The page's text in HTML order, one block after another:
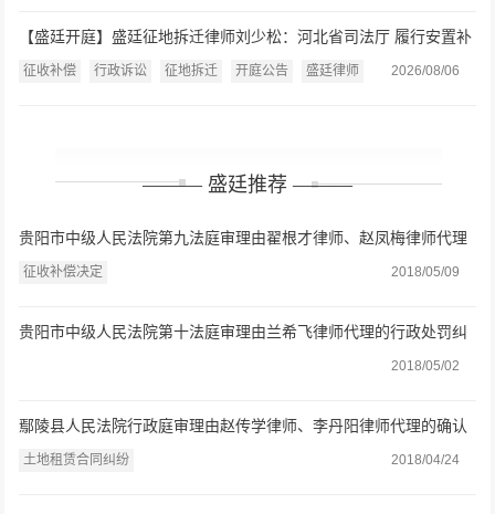
【盛廷开庭】盛廷征地拆迁律师刘少松：河北省司法厅 履行安置补
偿职责案开庭公告（2026.8.7）
征收补偿 行政诉讼 征地拆迁 开庭公告 盛廷律师 2026/08/06
——— 盛廷推荐 ———
贵阳市中级人民法院第九法庭审理由翟根才律师、赵凤梅律师代理
的征收补偿决定一案
征收补偿决定 2018/05/09
贵阳市中级人民法院第十法庭审理由兰希飞律师代理的行政处罚纠
2018/05/02
鄢陵县人民法院行政庭审理由赵传学律师、李丹阳律师代理的确认
强拆违法一案
土地租赁合同纠纷 2018/04/24